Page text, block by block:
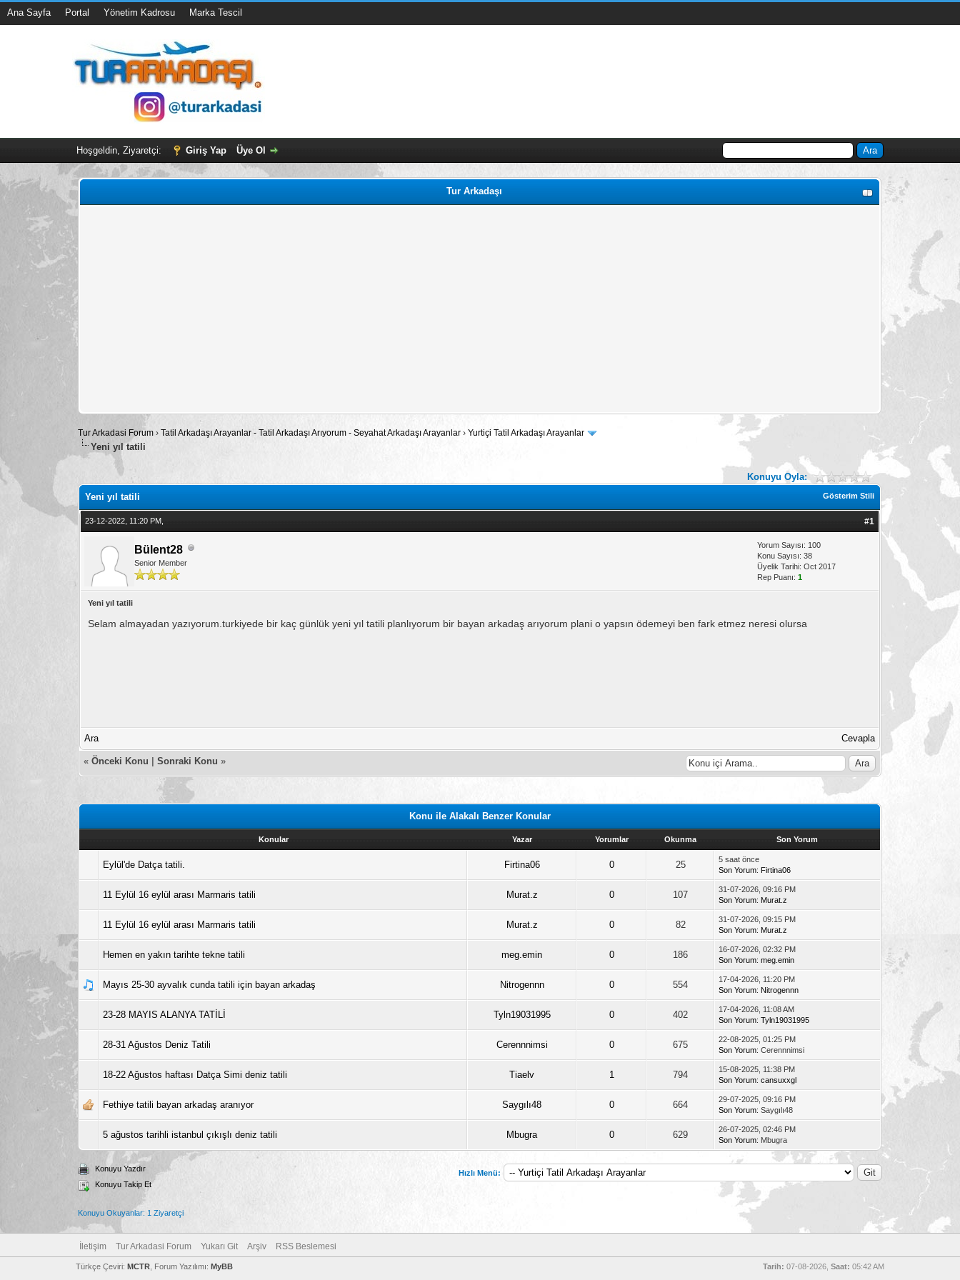
Ana Sayfa Portal Yönetim Kadrosu Marka Tescil
Hoşgeldin, Ziyaretçi: Giriş Yap Üye Ol
Tur Arkadaşı
Tur Arkadasi Forum ›Tatil Arkadaşı Arayanlar - Tatil Arkadaşı Arıyorum - Seyahat Arkadaşı Arayanlar›Yurtiçi Tatil Arkadaşı Arayanlar
Yeni yıl tatili
Konuyu Oyla:
Toplam: 0 Oy - Ortalama: 0
Gösterim Stili
Yeni yıl tatili
23-12-2022, 11:20 PM, #1
Bülent28
Senior Member
Yorum Sayısı: 100
Konu Sayısı: 38
Üyelik Tarihi: Oct 2017
Rep Puanı:1
Yeni yıl tatili
Selam almayadan yazıyorum.turkiyede bir kaç günlük yeni yıl tatili planlıyorum bir bayan arkadaş arıyorum plani o yapsın ödemeyi ben fark etmez neresi olursa
Ara Cevapla
«Önceki Konu |Sonraki Konu »
Konu ile Alakalı Benzer Konular
Konular Yazar Yorumlar Okunma Son Yorum
Eylül'de Datça tatili. Firtina06 0 25
5 saat önce
Son Yorum: Firtina06
11 Eylül 16 eylül arası Marmaris tatili Murat.z 0 107
31-07-2026, 09:16 PM
Son Yorum: Murat.z
11 Eylül 16 eylül arası Marmaris tatili Murat.z 0 82
31-07-2026, 09:15 PM
Son Yorum: Murat.z
Hemen en yakın tarihte tekne tatili meg.emin 0 186
16-07-2026, 02:32 PM
Son Yorum:meg.emin
Mayıs 25-30 ayvalık cunda tatili için bayan arkadaş Nitrogennn 0 554
17-04-2026, 11:20 PM
Son Yorum: Nitrogennn
23-28 MAYIS ALANYA TATİLİ Tyln19031995 0 402
17-04-2026, 11:08 AM
Son Yorum:Tyln19031995
28-31 Ağustos Deniz Tatili Cerennnimsi 0 675
22-08-2025, 01:25 PM
Son Yorum: Cerennnimsi
18-22 Ağustos haftası Datça Simi deniz tatili Tiaelv 1 794
15-08-2025, 11:38 PM
Son Yorum:cansuxxgl
Fethiye tatili bayan arkadaş aranıyor Saygılı48 0 664
29-07-2025, 09:16 PM
Son Yorum: Saygılı48
5 ağustos tarihli istanbul çıkışlı deniz tatili Mbugra 0 629
26-07-2025, 02:46 PM
Son Yorum: Mbugra
Konuyu Yazdır
Konuyu Takip Et
Hızlı Menü:
Konuyu Okuyanlar: 1 Ziyaretçi
İletişim Tur Arkadasi Forum Yukarı Git Arşiv RSS Beslemesi
Tarih: 07-08-2026,Saat: 05:42 AM
Türkçe Çeviri: MCTR, Forum Yazılımı: MyBB